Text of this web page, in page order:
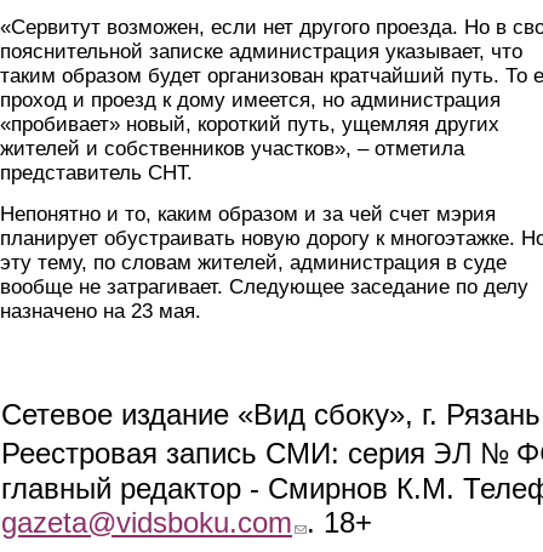
«Сервитут возможен, если нет другого проезда. Но в
пояснительной записке администрация указывает, что
таким образом будет организован кратчайший путь. То
проход и проезд к дому имеется, но администрация
«пробивает» новый, короткий путь, ущемляя других
жителей и собственников участков», – отметила
представитель СНТ.
Непонятно и то, каким образом и за чей счет мэрия
планирует обустраивать новую дорогу к многоэтажке.
эту тему, по словам жителей, администрация в суде
вообще не затрагивает. Следующее заседание по делу
назначено на 23 мая.
Сетевое издание «Вид сбоку», г.
Реестровая запись СМИ: серия ЭЛ №
главный редактор - Смирнов К.М.
gazeta@vidsboku.com (link sends e-mail)
. 18+